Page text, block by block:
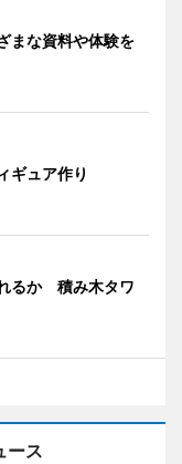
まな資料や体験を
ギュア作り
るか 積み木タワ
ース